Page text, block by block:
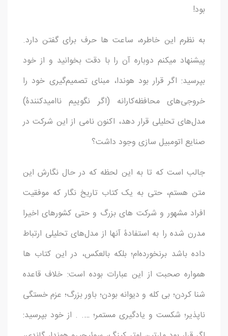
بود!
به نظرم این خاطره، ساعت ها حرف برای گفتن دارد.
پیشنهاد میکنم دوباره آن را با دقت بخوانید و از خود
بپرسید: اگر قرار بود هوندا، مبنای تصمیم‌گیری خود را
خروجی‌های محافظه‌کارانه (اگر نگوییم ناامیدکنندۀ)
مدل‌های تحلیلی قرار دهد، اکنون نامی از این شرکت در
صنایع اتومبیل سازی وجود داشت؟
جالب است که تا به این لحظه که در حال نگارش این
متن هستم، حتی به یک کتاب تاریخ نگار که موفقیت
افراد مشهور و شرکت های بزرگ و حتی کشورهای اخیرا
مدرن شده را به استفادۀ آنها از مدل‌های تحلیلی ارتباط
داده باشد برنخورده‌ام؛ بلکه بالعکس، در این کتاب ها
همواره صحبت از این عبارات بوده است: خلاف قاعده
شنا کردن؛ بی کله و دیوانه بودن؛ باور بزرگ؛ عزم خستگی
ناپذیر؛ شکست و یادگیری مستمر؛ …. . از خود بپرسید: